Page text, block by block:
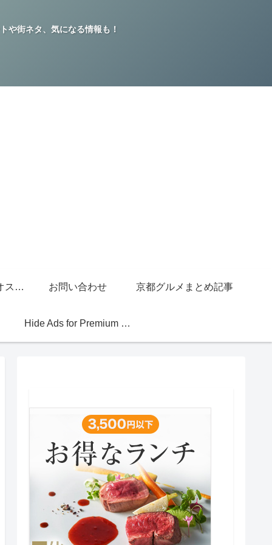
や街ネタ、気になる情報も！
グッチジャパン的オススメ店 お問い合わせ 京都グルメまとめ記事
Hide Ads for Premium Members